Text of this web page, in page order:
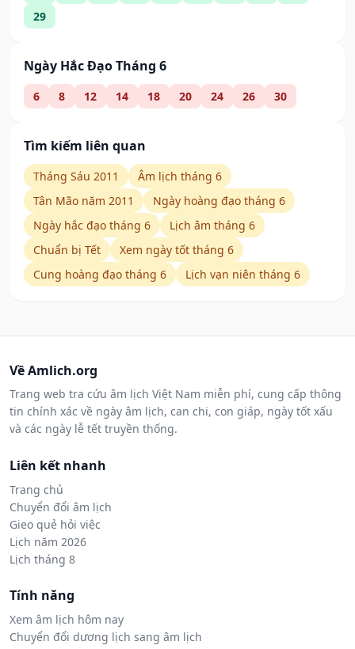
29
Ngày Hắc Đạo Tháng 6
6 8 12 14 18 20 24 26 30
Tìm kiếm liên quan
Tháng Sáu 2011
Âm lịch tháng 6
Tân Mão năm 2011
Ngày hoàng đạo tháng 6
Ngày hắc đạo tháng 6
Lịch âm tháng 6
Chuẩn bị Tết
Xem ngày tốt tháng 6
Cung hoàng đạo tháng 6
Lịch vạn niên tháng 6
Về Amlich.org
Trang web tra cứu âm lịch Việt Nam miễn phí, cung cấp thông
tin chính xác về ngày âm lịch, can chi, con giáp, ngày tốt xấu
và các ngày lễ tết truyền thống.
Liên kết nhanh
Trang chủ
Chuyển đổi âm lịch
Gieo quẻ hỏi việc
Lịch năm 2026
Lịch tháng 8
Tính năng
Xem âm lịch hôm nay
Chuyển đổi dương lịch sang âm lịch